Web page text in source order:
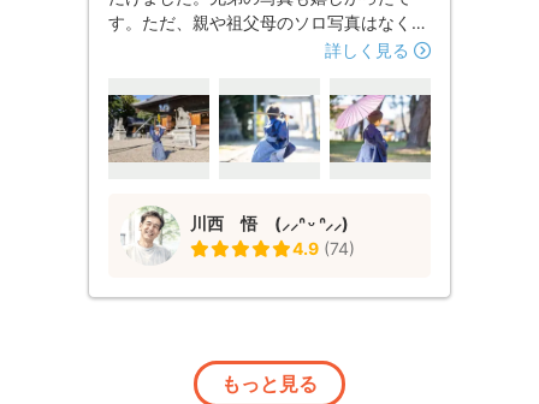
す。ただ、親や祖父母のソロ写真はなくて
詳しく見る
川西 悟 (⸝⸝ᐢ ᵕ ᐢ⸝⸝)
4.9 (74)
もっと見る